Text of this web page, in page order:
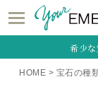
希少
HOME 宝石の種